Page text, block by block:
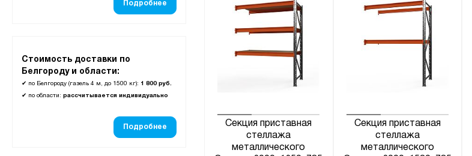
Подробнее
Стоимость доставки по
Белгороду и области:
✔ по Белгороду (газель 4 м, до 1500 кг): 1 800 руб.
✔ по области: рассчитывается индивидуально
Подробнее
Секция приставная
стеллажа
металлического
Секция приставная
стеллажа
металлического